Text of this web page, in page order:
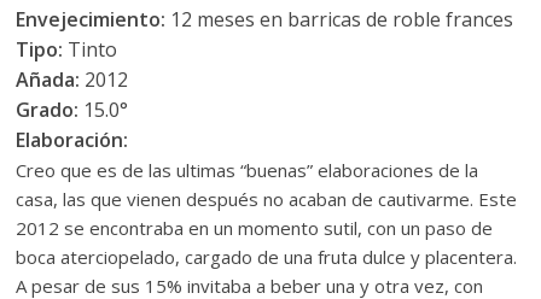
Envejecimiento: 12 meses en barricas de roble frances
Tipo: Tinto
Añada: 2012
Grado: 15.0°
Elaboración:
Creo que es de las ultimas “buenas” elaboraciones de la
casa, las que vienen después no acaban de cautivarme. Este
2012 se encontraba en un momento sutil, con un paso de
boca aterciopelado, cargado de una fruta dulce y placentera.
A pesar de sus 15% invitaba a beber una y otra vez, con